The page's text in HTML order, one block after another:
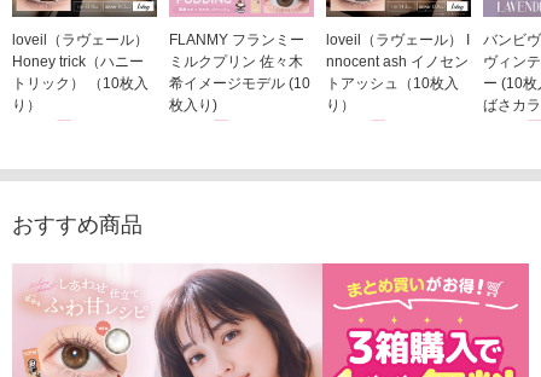
loveil（ラヴェール）
Honey trick（ハニー
トリック） （10枚入
り）
FLANMY フランミー
ミルクプリン 佐々木
希イメージモデル (10
枚入り)
loveil（ラヴェール） I
nnocent ash イノセン
トアッシュ（10枚入
り）
バンビ
ヴィン
ー (10
ばさカ
おすすめ商品